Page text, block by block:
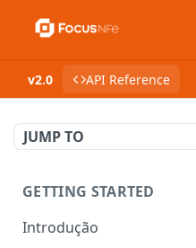
v2.0 API Reference
JUMP TO
GETTING STARTED
Introdução